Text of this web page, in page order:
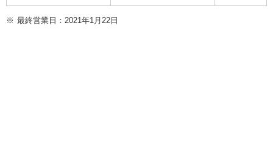
※ 最終営業日：2021年1月22日